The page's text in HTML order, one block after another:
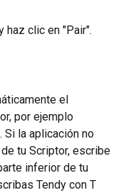
haz clic en "Pair".
el
por ejemplo
Si la aplicación no
tu Scriptor, escribe
inferior de tu
Tendy con T